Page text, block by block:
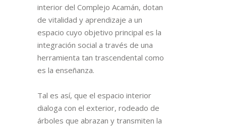
interior del Complejo Acamán, dotan
de vitalidad y aprendizaje a un
espacio cuyo objetivo principal es la
integración social a través de una
herramienta tan trascendental como
es la enseñanza.
Tal es así, que el espacio interior
dialoga con el exterior, rodeado de
árboles que abrazan y transmiten la